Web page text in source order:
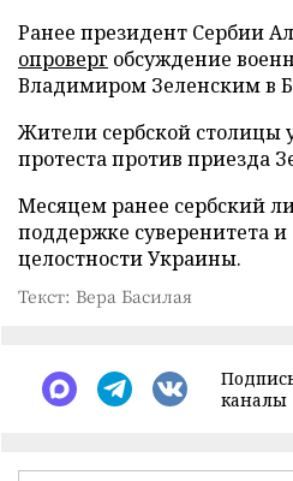
Ранее президент Сербии
опроверг обсуждение
Владимиром Зеленским в
Жители сербской столицы
протеста против приезда
Месяцем ранее сербский
поддержке суверенитета
целостности Украины.
Текст: Вера Басилая
каналы